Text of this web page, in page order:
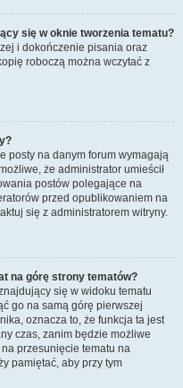
się w oknie tworzenia tematu?
i dokończenie pisania oraz
roboczą można wczytać z
posty na danym forum wymagają
że administrator umieścił
postów polegające na
przed opublikowaniem na
się z administratorem witryny.
na górę strony tematów?
się w widoku tematu
go na samą górę pierwszej
oznacza to, że funkcja ta jest
czas, zanim będzie możliwe
przesunięcie tematu na
pamiętać, aby przy tym